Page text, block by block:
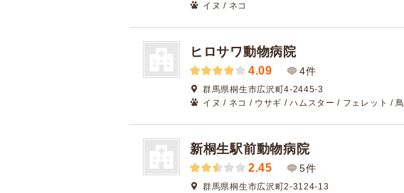
イヌ / ネコ
ヒロサワ動物病院
4.09 4件
群馬県桐生市広沢町4-2445-3
イヌ / ネコ / ウサギ / ハムスター / フェレット / 鳥
新桐生駅前動物病院
2.45 5件
群馬県桐生市広沢町2-3124-13